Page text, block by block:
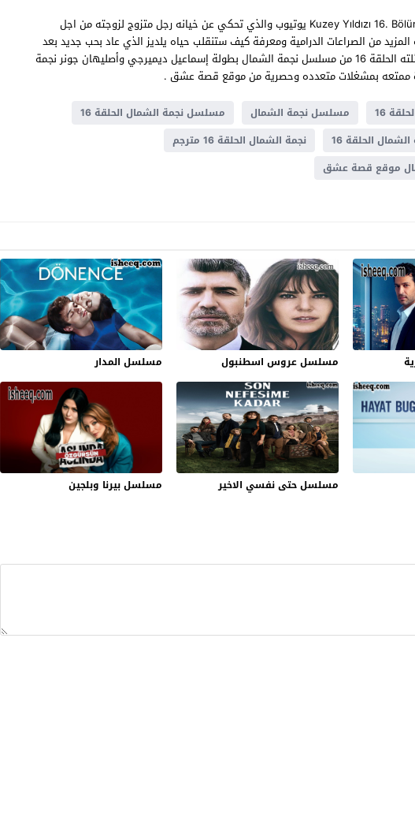
مسلسل نجمة الشمال الحلقة 16 مترجم الدراما التركية Kuzey Yıldızı 16. Bölüm يوتيوب والذي تحكي عن خيانه رجل متزوج لزوجته من اجل
الشمال حلقة 16 كاملة لمتابعة المزيد من الصراعات الدرامية ومعرفة كيف ستنقلب حياه يلديز الذي عاد بحب جديد بعد
ذهابه الى اسطنبول الامر الذي سبب طرده ونبذه من عائلته الحلقة 16 من مسلسل نجمة الشمال بطولة إسماعيل ديميرجي وأصليهان جونر نجمة
مسلسل نجمة الشمال
مسلسل نجمة الشمال الحلقة 16
الحلقة 16
نجمة الشمال الحلقة 16 مترجم
موقع قصة عشق
مسلسل عروس اسطنبول مسلسل المدار
مسلسل حتى نفسي الاخير مسلسل بيرنا وبلجين